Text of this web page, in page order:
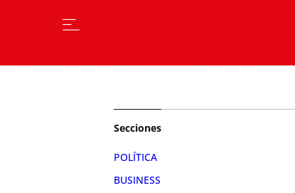
Secciones
POLÍTICA
BUSINESS